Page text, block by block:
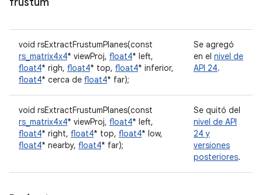
void rsExtractFrustumPlanes(const
rs_matrix4x4* viewProj, float4* left,
float4* righ, float4* top, float4* inferior,
float4* cerca de float4* far);
Se agregó
en el nivel de
API 24.
void rsExtractFrustumPlanes(const
rs_matrix4x4* viewProj, float4* left,
float4* right, float4* top, float4* low,
float4* nearby, float4* far);
Se quitó del
nivel de API
24 y
versiones
posteriores.